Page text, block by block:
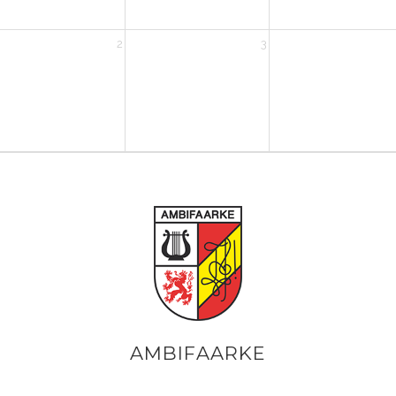
2 3
AMBIFAARKE